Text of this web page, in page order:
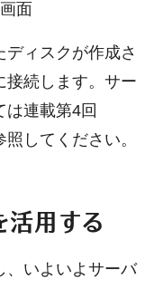
面
ィスクが作成さ
接続します。サー
は連載第4回
照してください。
用する
、いよいよサーバ